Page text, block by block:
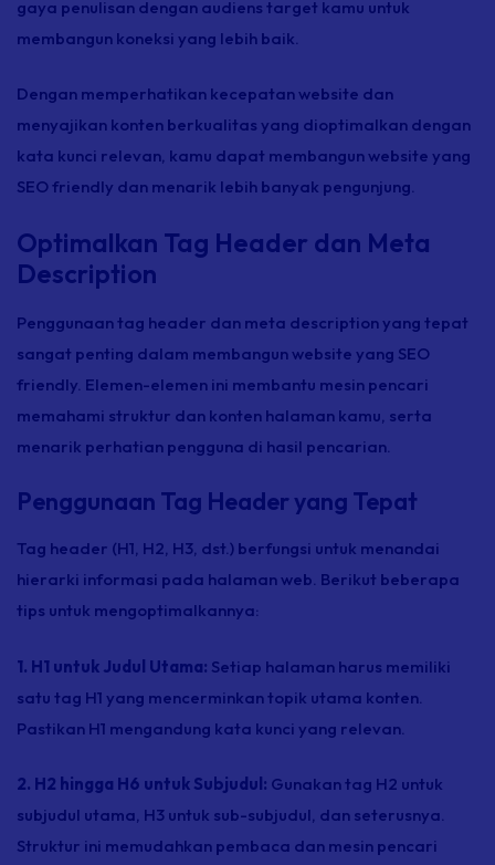
gaya penulisan dengan audiens target kamu untuk
membangun koneksi yang lebih baik.
Dengan memperhatikan kecepatanwebsite dan
menyajikan konten berkualitas yang dioptimalkan dengan
kata kunci relevan, kamu dapat membangunwebsite yang
SEOfriendly dan menarik lebih banyak pengunjung.
Optimalkan Tag Header dan Meta
Description
Penggunaantag header dan meta descriptionyang tepat
sangat penting dalam membangunwebsite yang SEO
friendly Elemen-elemen ini membantu mesin pencari
memahami struktur dan konten halaman kamu, serta
menarik perhatian pengguna di hasil pencarian.
Penggunaan Tag Header yang Tepat
Tag header (H1, H2, H3, dst.) berfungsi untuk menandai
hierarki informasi pada halaman web. Berikut beberapa
tips untuk mengoptimalkannya:
1. H1 untuk Judul Utama: Setiap halaman harus memiliki
satu tag H1 yang mencerminkan topik utama konten.
Pastikan H1 mengandung kata kunci yang relevan.
2. H2 hingga H6 untuk Subjudul: Gunakantag H2 untuk
subjudul utama, H3 untuk sub-subjudul, dan seterusnya.
Struktur ini memudahkan pembaca dan mesin pencari